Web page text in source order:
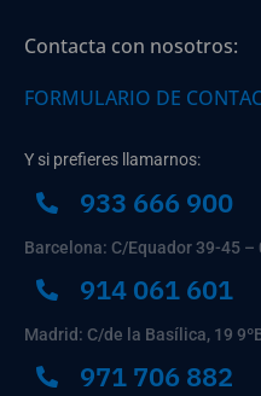
Contacta con nosotros:
FORMULARIO DE
Y si prefieres llamarnos:
933 666 900
Barcelona: C/Equador 39-45 –
914 061 601
Madrid: C/de la Basílica, 19
971 706 882